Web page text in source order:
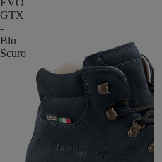
EVO
GTX
-
Blu
Scuro